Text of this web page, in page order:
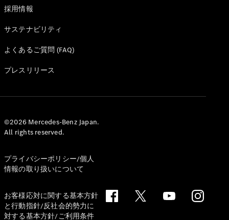
採用情報
サステナビリティ
よくあるご質問 (FAQ)
プレスリリース
©2026 Mercedes-Benz Japan.
All rights reserved.
プライバシーポリシー/個人
情報の取り扱いについて
お客様応対に関する基本方針
と行動指針/反社会的勢力に
対する基本方針/ご利用条件